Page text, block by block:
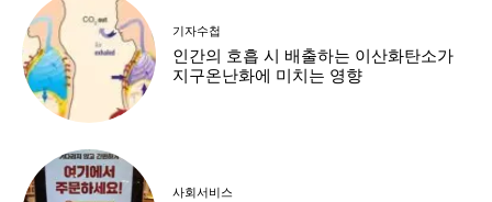
기자수첩
인간의 호흡 시 배출하는 이산화탄소가
지구온난화에 미치는 영향
사회서비스